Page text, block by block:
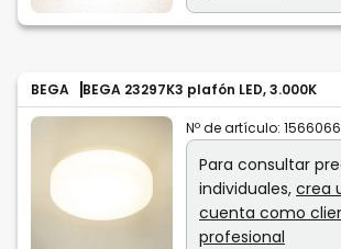
BEGA BEGA 23297K3 plafón LED, 3.000K
Nº de artículo: 1566066
Para consultar
individuales, crea
cuenta como
profesional